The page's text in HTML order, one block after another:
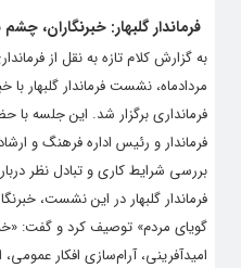
فرماندار گلبهار: خبرنگاران،
مردادماه، نشست فرماندار گلبهار با
فرمانداری برگزار شد. این جلسه با
فرماندار و رئیس اداره فرهنگ و
بررسی شرایط کاری و تبادل نظر
فرماندار گلبهار در این نشست،
گویای مردم» توصیف کرد و گفت:
امیدآفرینی، آرام‌سازی افکار